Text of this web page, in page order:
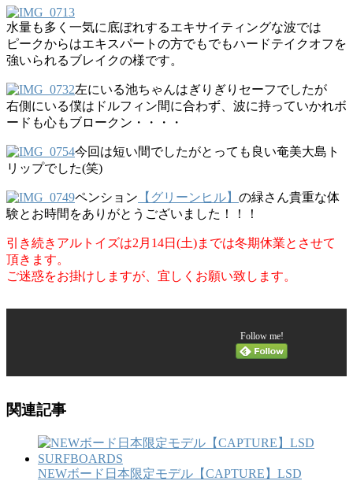
水量も多く一気に底ぼれするエキサイティングな波では
ピークからはエキスパートの方でもでもハードテイクオフを
強いられるブレイクの様です。
左にいる池ちゃんはぎりぎりセーフでしたが
右側にいる僕はドルフィン間に合わず、波に持っていかれボ
ードも心もブロークン・・・・
今回は短い間でしたがとっても良い奄美大島ト
リップでした(笑)
ペンション 【グリーンヒル】 の緑さん貴重な体
験とお時間をありがとうございました！！！
引き続きアルトイズは2月14日(土)までは冬期休業とさせて
頂きます。
ご迷惑をお掛けしますが、宜しくお願い致します。
Follow me!
関連記事
NEWボード日本限定モデル【CAPTURE】LSD